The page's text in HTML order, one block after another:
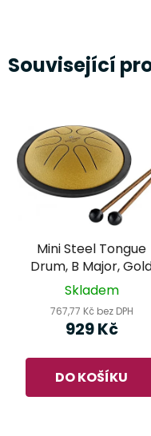
Související
Mini Steel Tongue
Drum, B Major,
(MSTD3G) - MEINL
Skladem
767,77 Kč bez DPH
929 Kč
DO KOŠÍKU